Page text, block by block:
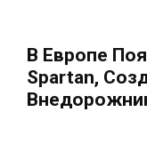
В Европе
Spartan,